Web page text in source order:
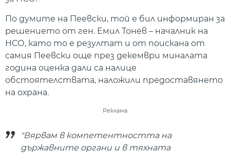
По думите на Пеевски, той е бил информиран за
решението от ген. Емил Тонев – началник на
НСО, като то е резултат и от поискана от
самия Пеевски още през декември миналата
година оценка дали са налице
обстоятелствата, наложили предоставянето
на охрана.
Реклама
"Вярвам в компетентността на
държавните органи и в тяхната